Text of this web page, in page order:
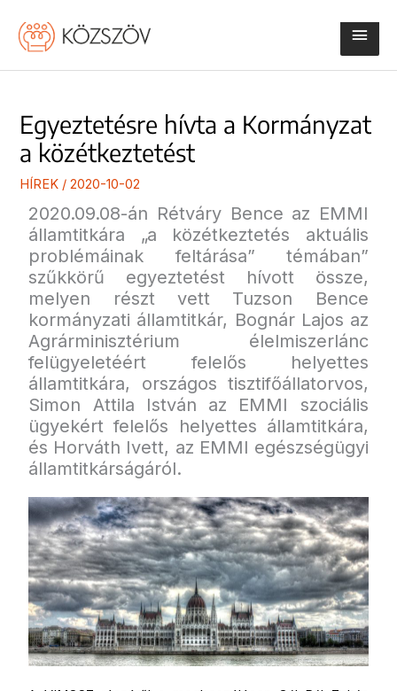
Main
Egyeztetésre hívta a Kormányzat
a közétkeztetést
HÍREK /2020-10-02
2020.09.08-án Rétváry Bence az EMMI
államtitkára „a közétkeztetés aktuális
problémáinak feltárása” témában”
szűkkörű egyeztetést hívott össze,
melyen részt vett Tuzson Bence
kormányzati államtitkár, Bognár Lajos az
Agrárminisztérium élelmiszerlánc
felügyeletéért felelős helyettes
államtitkára, országos tisztifőállatorvos,
Simon Attila István az EMMI szociális
ügyekért felelős helyettes államtitkára,
és Horváth Ivett, az EMMI egészségügyi
államtitkárságáról.